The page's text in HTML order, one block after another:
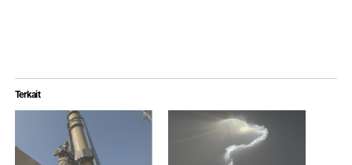
Terkait